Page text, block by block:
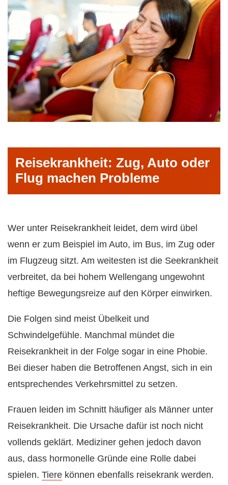
Reisekrankheit: Zug, Auto oder
Flug machen Probleme
Wer unter Reisekrankheit leidet, dem wird übel
wenn er zum Beispiel im Auto, im Bus, im Zug oder
im Flugzeug sitzt. Am weitesten ist die Seekrankheit
verbreitet, da bei hohem Wellengang ungewohnt
heftige Bewegungsreize auf den Körper einwirken.
Die Folgen sind meist Übelkeit und
Schwindelgefühle. Manchmal mündet die
Reisekrankheit in der Folge sogar in eine Phobie.
Bei dieser haben die Betroffenen Angst, sich in ein
entsprechendes Verkehrsmittel zu setzen.
Frauen leiden im Schnitt häufiger als Männer unter
Reisekrankheit. Die Ursache dafür ist noch nicht
vollends geklärt. Mediziner gehen jedoch davon
aus, dass hormonelle Gründe eine Rolle dabei
spielen. Tiere können ebenfalls reisekrank werden.